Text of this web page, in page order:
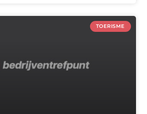
TOERISME